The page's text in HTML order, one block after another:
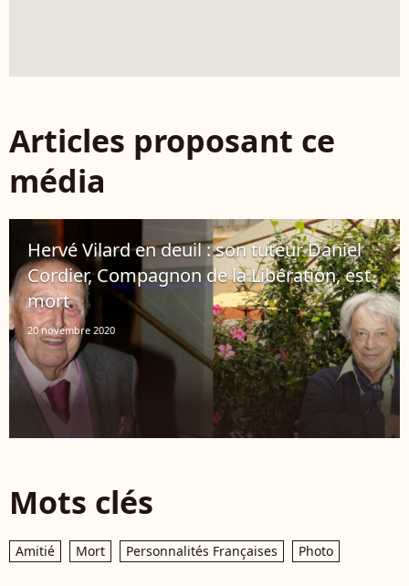
Articles proposant ce
média
Hervé Vilard en deuil : son tuteur Daniel
Cordier, Compagnon de la Libération, est
mort
20 novembre 2020
Mots clés
Amitié Mort Personnalités Françaises Photo